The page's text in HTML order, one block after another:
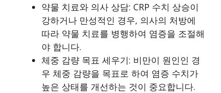
약물 치료와 의사 상담: CRP 수치 상승이
강하거나 만성적인 경우, 의사의 처방에
따라 약물 치료를 병행하여 염증을 조절해
야 합니다.
체중 감량 목표 세우기: 비만이 원인인 경
우 체중 감량을 목표로 하여 염증 수치가
높은 상태를 개선하는 것이 중요합니다.